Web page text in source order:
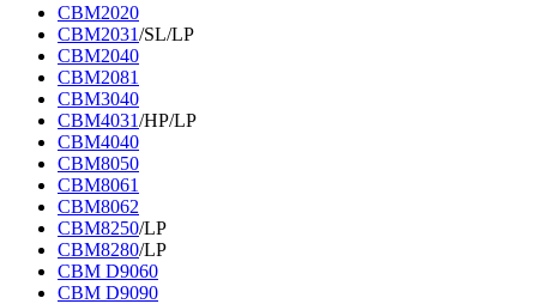
CBM2020
CBM2031/SL/LP
CBM2040
CBM2081
CBM3040
CBM4031/HP/LP
CBM4040
CBM8050
CBM8061
CBM8062
CBM8250/LP
CBM8280/LP
CBM D9060
CBM D9090